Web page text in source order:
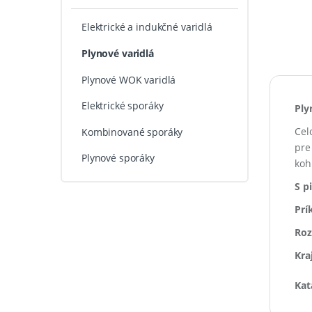
S
Elektrické a indukčné varidlá
Plynové varidlá
Plynové WOK varidlá
Elektrické sporáky
Kombinované sporáky
Plynové sporáky